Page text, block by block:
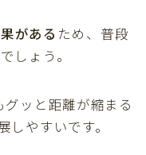
がある ため、普段
しょう。
ッと距離が縮まる
やすいです。